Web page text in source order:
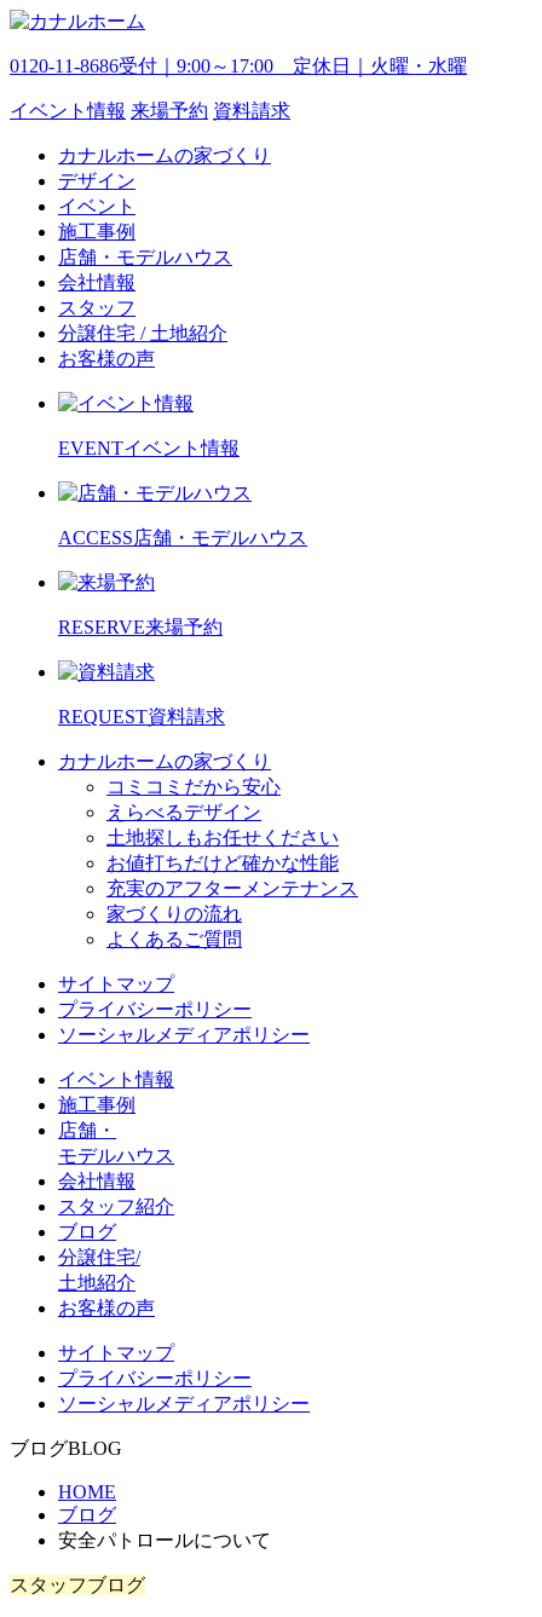
0120-11-8686受付｜9:00～17:00 定休日｜火曜・水曜
イベント情報 来場予約 資料請求
カナルホームの家づくり
デザイン
イベント
施工事例
店舗・モデルハウス
会社情報
スタッフ
分譲住宅 / 土地紹介
お客様の声
EVENTイベント情報
ACCESS店舗・モデルハウス
RESERVE来場予約
REQUEST資料請求
カナルホームの家づくり
コミコミだから安心
えらべるデザイン
土地探しもお任せください
お値打ちだけど確かな性能
充実のアフターメンテナンス
家づくりの流れ
よくあるご質問
サイトマップ
プライバシーポリシー
ソーシャルメディアポリシー
イベント情報
施工事例
店舗・
モデルハウス
会社情報
スタッフ紹介
ブログ
分譲住宅/
土地紹介
お客様の声
サイトマップ
プライバシーポリシー
ソーシャルメディアポリシー
ブログBLOG
HOME
ブログ
安全パトロールについて
スタッフブログ